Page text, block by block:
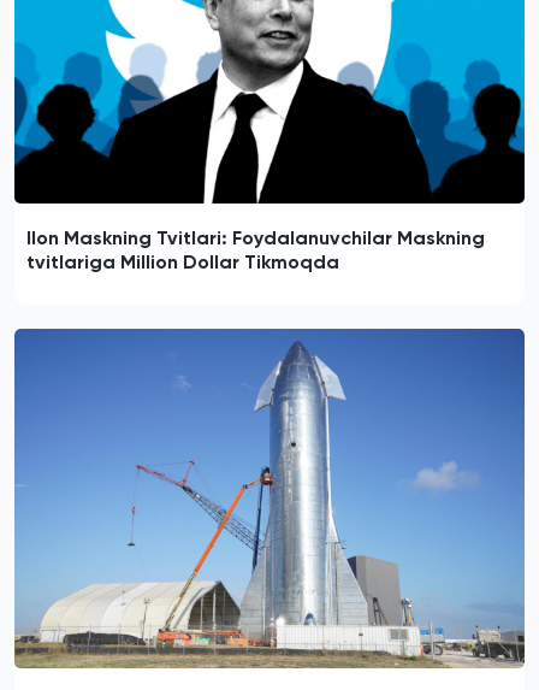
Ilon Maskning Tvitlari: Foydalanuvchilar Maskning
tvitlariga Million Dollar Tikmoqda